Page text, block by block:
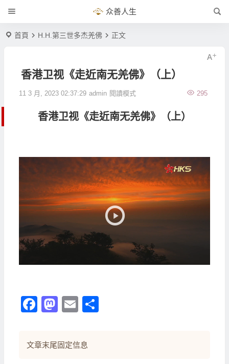
众善人生
首頁 H.H.第三世多杰羌佛 正文
香港卫视《走近南无羌佛》（上）
11 3 月, 2023 02:37:29 admin 295
閱讀模式
香港卫视《走近南无羌佛》（上）
視
器
Facebook
Mastodon
Email
分
文章末尾固定信息